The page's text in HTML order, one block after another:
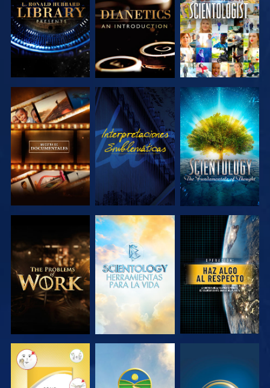
SERIES
SERIES
EXPLORA LAS
SERIES
VE
EXPLORA LAS
SERIES
EXPLORA LAS
SERIES
EXPLORA LAS
SERIES
VE
VE VE VE